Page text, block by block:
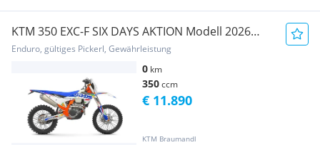
KTM 350 EXC-F SIX DAYS AKTION Modell 2026
prompt ve...
Enduro, gültiges Pickerl, Gewährleistung
0 km
350ccm
KTM Braumandl
€ 11.890